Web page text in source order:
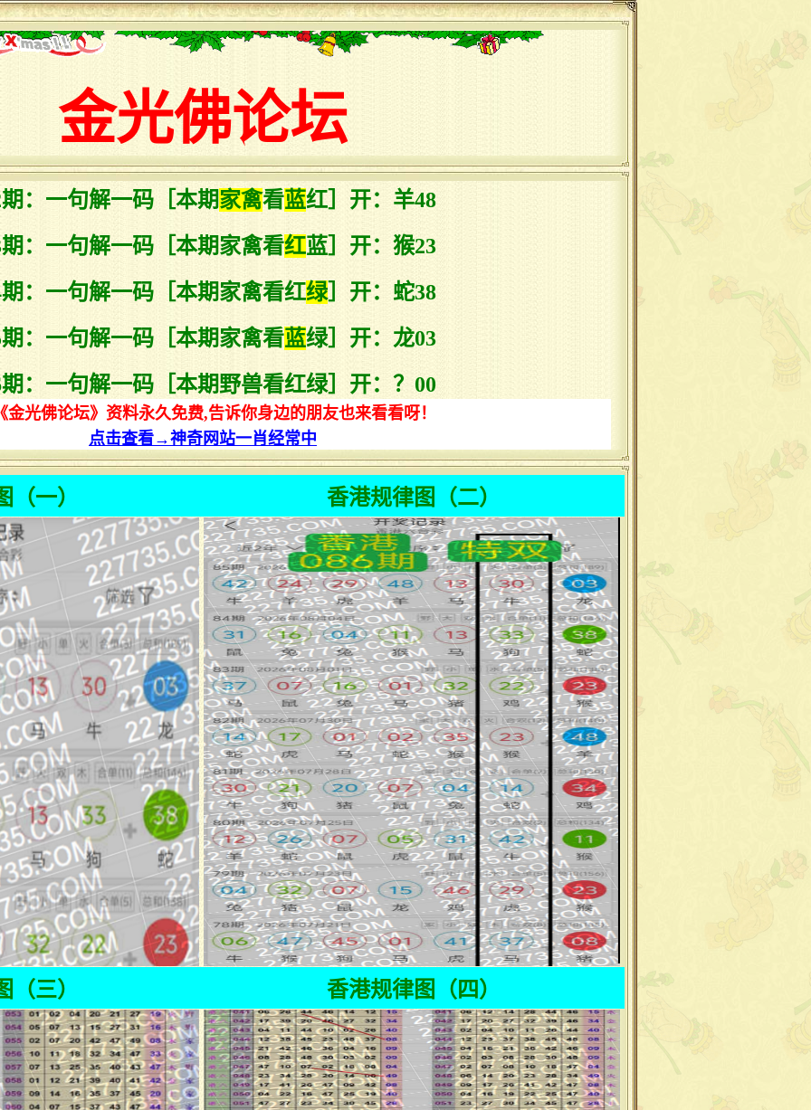
金光佛论坛
：一句解一码［本期家禽看蓝红］开：羊48
期：一句解一码［本期家禽看红蓝］开：猴23
期：一句解一码［本期家禽看红绿］开：蛇38
期：一句解一码［本期家禽看蓝绿］开：龙03
期：一句解一码［本期野兽看红绿］开：？00
金光佛论坛》资料永久免费,告诉你身边的朋友也来看看呀！
点击查看→神奇网站一肖经常中
（一） 香港规律图（二）
（三） 香港规律图（四）